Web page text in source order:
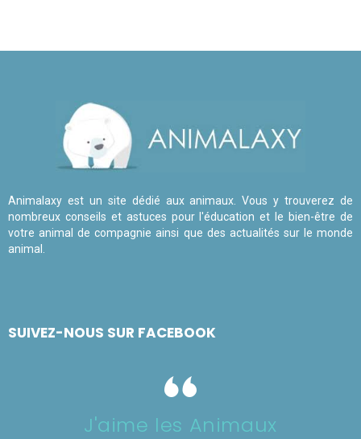
Animalaxy est un site dédié aux animaux. Vous y trouverez de
nombreux conseils et astuces pour l'éducation et le bien-être de
votre animal de compagnie ainsi que des actualités sur le monde
animal.
SUIVEZ-NOUS SUR FACEBOOK
J'aime les Animaux